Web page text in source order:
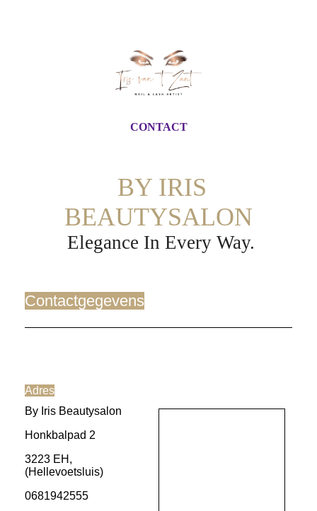
CONTACT
BY IRIS
BEAUTYSALON
Elegance In Every Way.
Contactgegevens
Adres
By Iris Beautysalon
Honkbalpad 2
3223 EH,
(Hellevoetsluis)
0681942555